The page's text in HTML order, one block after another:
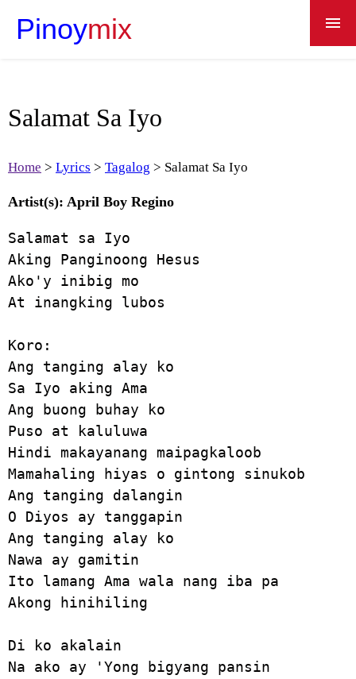
Pinoymix
Apps
Salamat Sa Iyo
Home Lyrics Tagalog Salamat Sa Iyo
Artist(s): April Boy Regino
Salamat sa Iyo
Aking Panginoong Hesus
Ako'y inibig mo
At inangking lubos
Koro:
Ang tanging alay ko
Sa Iyo aking Ama
Ang buong buhay ko
Puso at kaluluwa
Hindi makayanang maipagkaloob
Mamahaling hiyas o gintong sinukob
Ang tanging dalangin
O Diyos ay tanggapin
Ang tanging alay ko
Nawa ay gamitin
Ito lamang Ama wala nang iba pa
Akong hinihiling
Di ko akalain
Na ako ay 'Yong bigyang pansin